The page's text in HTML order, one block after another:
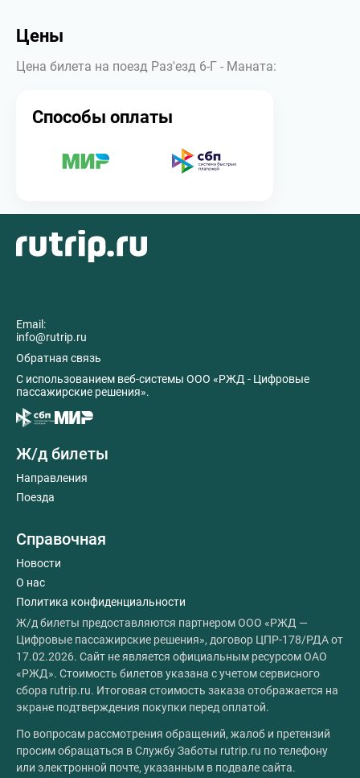
Цены
Цена билета на поезд Раз'езд 6-Г - Маната:
Способы оплаты
Email:
info@rutrip.ru
Обратная связь
C использованием веб-системы ООО «РЖД - Цифровые
пассажирские решения».
Ж/д билеты
Направления
Поезда
Справочная
Новости
О нас
Политика конфиденциальности
Ж/д билеты предоставляются партнером ООО «РЖД —
Цифровые пассажирские решения», договор ЦПР-178/РДА от
17.02.2026. Сайт не является официальным ресурсом ОАО
«РЖД». Стоимость билетов указана с учетом сервисного
сбора rutrip.ru. Итоговая стоимость заказа отображается на
экране подтверждения покупки перед оплатой.
По вопросам рассмотрения обращений, жалоб и претензий
просим обращаться в Службу Заботы rutrip.ru по телефону
или электронной почте, указанным в подвале сайта.